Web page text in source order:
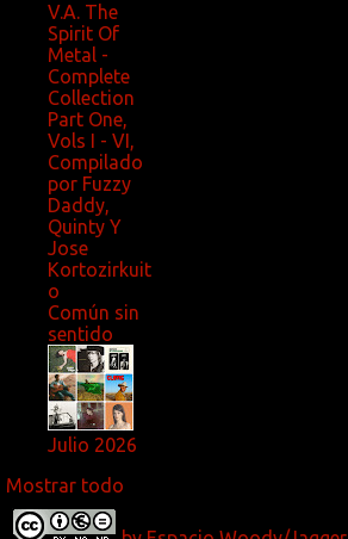
V.A. The
Spirit Of
Metal -
Complete
Collection
Part One,
Vols I - VI,
Compilado
por Fuzzy
Daddy,
Quinty Y
Jose
Kortozirkuit
o
Común sin
sentido
Julio 2026
Mostrar todo